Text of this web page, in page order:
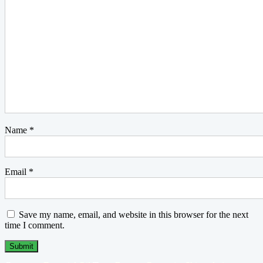
لیوینڈر آئل کی اینٹی
انفلامیٹری خصوصیات خارش کو کم کرتی ہیں اور جلد کی
اس کی اینٹی بیکٹیریل خصوصیات
مہاسوں کے علاج اور مستقبل میں ان کے پھیلنے سے
یہ جلد کو نمی فراہم کرتا ہے
اور صحت مند چمک برقرار رکھنے میں مدد کرتا ہے۔
نیند کے لیے لیوینڈر آئل کے فوائد
Name *
Email *
Save my name, email, and website in this browser for the next
time I comment.